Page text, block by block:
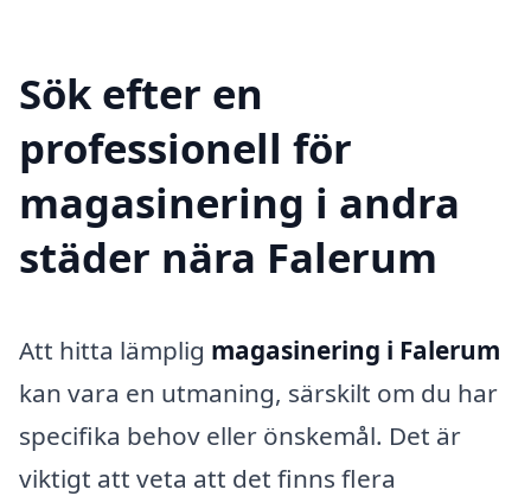
Sök efter en
professionell för
magasinering i andra
städer nära Falerum
Att hitta lämplig magasinering i Falerum
kan vara en utmaning, särskilt om du har
specifika behov eller önskemål. Det är
viktigt att veta att det finns flera